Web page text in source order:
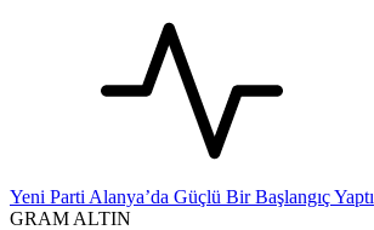
Yeni Parti Alanya’da Güçlü Bir Başlangıç Yaptı
GRAM ALTIN